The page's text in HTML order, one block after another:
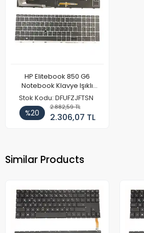
HP Elitebook 850 G6
Notebook Klavye Işıklı
Trackpoint
Stok Kodu: DFUFZJFTSN
%20
2.882,59 TL
2.306,07 TL
Similar Products